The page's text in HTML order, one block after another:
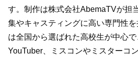
す。制作は株式会社AbemaTVが担
集やキャスティングに高い専門性
は全国から選ばれた高校生が中心
YouTuber、ミスコンやミスターコ